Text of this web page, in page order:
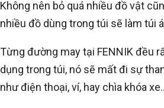
Không nên bỏ quá nhiều đồ vật
nhiều đồ dùng trong túi sẽ làm túi
Từng đường may tại FENNIK đều
dụng trong túi, nó sẽ mất đi sự
như điện thoại, ví, hay chìa khóa